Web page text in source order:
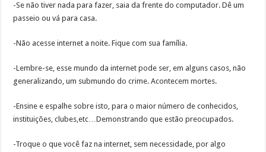
-Se não tiver nada para fazer, saia da frente do computador. Dê um
passeio ou vá para casa.
-Não acesse internet a noite. Fique com sua família.
-Lembre-se, esse mundo da internet pode ser, em alguns casos, não
generalizando, um submundo do crime. Acontecem mortes.
-Ensine e espalhe sobre isto, para o maior número de conhecidos,
instituições, clubes,etc…Demonstrando que estão preocupados.
-Troque o que você faz na internet, sem necessidade, por algo